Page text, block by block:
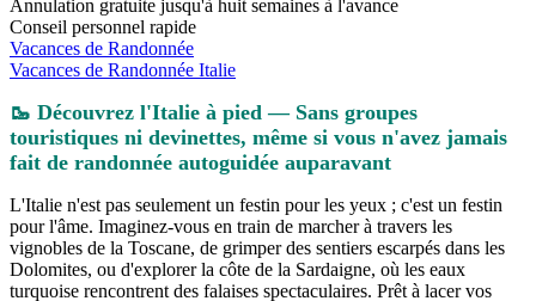
Annulation gratuite jusqu'à huit semaines à l'avance
Conseil personnel rapide
Vacances de Randonnée
Vacances de Randonnée Italie
🥾 Découvrez l'Italie à pied — Sans groupes
touristiques ni devinettes, même si vous n'avez jamais
fait de randonnée autoguidée auparavant
L'Italie n'est pas seulement un festin pour les yeux ; c'est un festin
pour l'âme. Imaginez-vous en train de marcher à travers les
vignobles de la Toscane, de grimper des sentiers escarpés dans les
Dolomites, ou d'explorer la côte de la Sardaigne, où les eaux
turquoise rencontrent des falaises spectaculaires. Prêt à lacer vos